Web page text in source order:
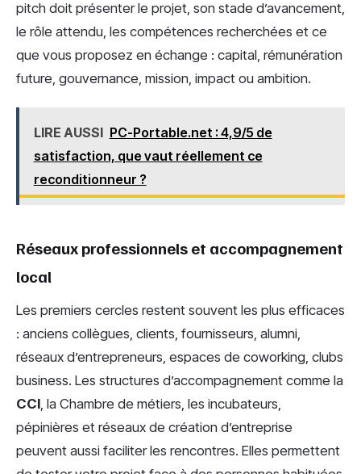
pitch doit présenter le projet, son stade d’avancement,
le rôle attendu, les compétences recherchées et ce
que vous proposez en échange : capital, rémunération
future, gouvernance, mission, impact ou ambition.
LIRE AUSSI PC-Portable.net : 4,9/5 de
satisfaction, que vaut réellement ce
reconditionneur ?
Réseaux professionnels et accompagnement
local
Les premiers cercles restent souvent les plus efficaces
: anciens collègues, clients, fournisseurs, alumni,
réseaux d’entrepreneurs, espaces de coworking, clubs
business. Les structures d’accompagnement comme la
CCI , la Chambre de métiers, les incubateurs,
pépinières et réseaux de création d’entreprise
peuvent aussi faciliter les rencontres. Elles permettent